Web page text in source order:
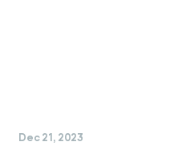
#nature #GBC
Dec 21, 2023